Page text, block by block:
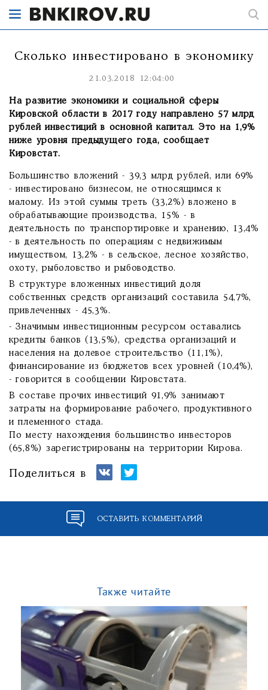
Сколько инвестировано в экономику
21.03.2018 12:04:00
На развитие экономики и социальной сферы
Кировской области в 2017 году направлено 57 млрд
рублей инвестиций в основной капитал. Это на 1,9%
ниже уровня предыдущего года, сообщает
Кировстат.
Большинство вложений - 39,3 млрд рублей, или 69%
- инвестировано бизнесом, не относящимся к
малому. Из этой суммы треть (33,2%) вложено в
обрабатывающие производства, 15% - в
деятельность по транспортировке и хранению, 13,4%
- в деятельность по операциям с недвижимым
имуществом, 13,2% - в сельское, лесное хозяйство,
охоту, рыболовство и рыбоводство.
В структуре вложенных инвестиций доля
собственных средств организаций составила 54,7%,
привлеченных - 45,3%.
- Значимым инвестиционным ресурсом оставались
кредиты банков (13,5%), средства организаций и
населения на долевое строительство (11,1%),
финансирование из бюджетов всех уровней (10,4%),
- говорится в сообщении Кировстата.
В составе прочих инвестиций 91,9% занимают
затраты на формирование рабочего, продуктивного
и племенного стада.
По месту нахождения большинство инвесторов
(65,8%) зарегистрированы на территории Кирова.
Поделиться в
ОСТАВИТЬ КОММЕНТАРИЙ
Также читайте